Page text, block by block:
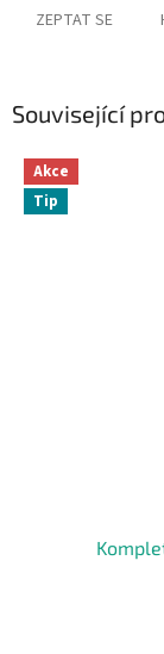
ZEPTAT SE
Související
Akce
Tip